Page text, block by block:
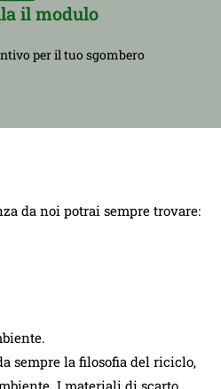
il modulo
per il tuo sgombero
da noi potrai sempre trovare:
sempre la filosofia del riciclo,
I materiali di scarto